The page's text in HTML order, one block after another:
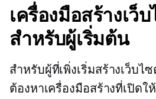
เครื่องมือสร้างเว็
สำหรับผู้เริ่มต้น
สำหรับผู้ที่เพิ่งเริ่มสร้างเว็บ
ต้องหาเครื่องมือสร้างที่เปิดใ